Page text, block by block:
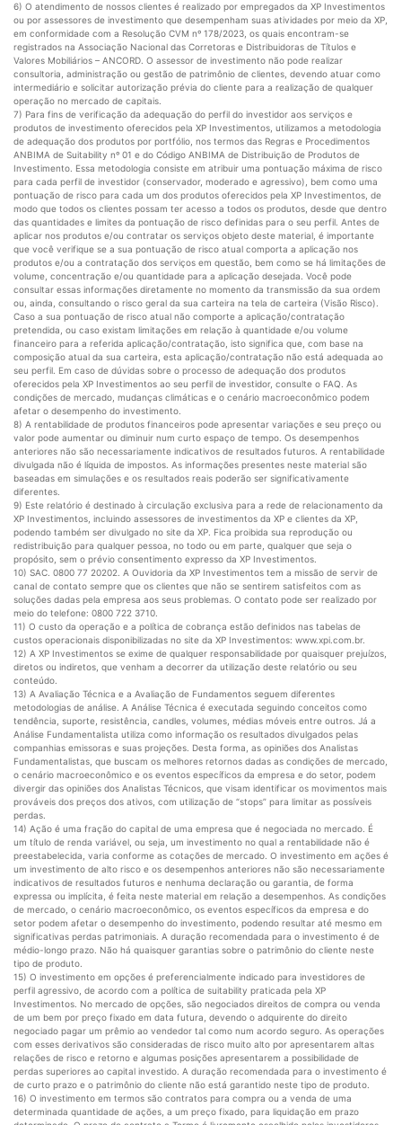
6) O atendimento de nossos clientes é realizado por empregados da XP Investimentos
ou por assessores de investimento que desempenham suas atividades por meio da XP,
em conformidade com a Resolução CVM nº 178/2023, os quais encontram-se
registrados na Associação Nacional das Corretoras e Distribuidoras de Títulos e
Valores Mobiliários – ANCORD. O assessor de investimento não pode realizar
consultoria, administração ou gestão de patrimônio de clientes, devendo atuar como
intermediário e solicitar autorização prévia do cliente para a realização de qualquer
operação no mercado de capitais.
7) Para fins de verificação da adequação do perfil do investidor aos serviços e
produtos de investimento oferecidos pela XP Investimentos, utilizamos a metodologia
de adequação dos produtos por portfólio, nos termos das Regras e Procedimentos
ANBIMA de Suitability nº 01 e do Código ANBIMA de Distribuição de Produtos de
Investimento. Essa metodologia consiste em atribuir uma pontuação máxima de risco
para cada perfil de investidor (conservador, moderado e agressivo), bem como uma
pontuação de risco para cada um dos produtos oferecidos pela XP Investimentos, de
modo que todos os clientes possam ter acesso a todos os produtos, desde que dentro
das quantidades e limites da pontuação de risco definidas para o seu perfil. Antes de
aplicar nos produtos e/ou contratar os serviços objeto deste material, é importante
que você verifique se a sua pontuação de risco atual comporta a aplicação nos
produtos e/ou a contratação dos serviços em questão, bem como se há limitações de
volume, concentração e/ou quantidade para a aplicação desejada. Você pode
consultar essas informações diretamente no momento da transmissão da sua ordem
ou, ainda, consultando o risco geral da sua carteira na tela de carteira (Visão Risco).
Caso a sua pontuação de risco atual não comporte a aplicação/contratação
pretendida, ou caso existam limitações em relação à quantidade e/ou volume
financeiro para a referida aplicação/contratação, isto significa que, com base na
composição atual da sua carteira, esta aplicação/contratação não está adequada ao
seu perfil. Em caso de dúvidas sobre o processo de adequação dos produtos
oferecidos pela XP Investimentos ao seu perfil de investidor, consulte o FAQ. As
condições de mercado, mudanças climáticas e o cenário macroeconômico podem
afetar o desempenho do investimento.
8) A rentabilidade de produtos financeiros pode apresentar variações e seu preço ou
valor pode aumentar ou diminuir num curto espaço de tempo. Os desempenhos
anteriores não são necessariamente indicativos de resultados futuros. A rentabilidade
divulgada não é líquida de impostos. As informações presentes neste material são
baseadas em simulações e os resultados reais poderão ser significativamente
diferentes.
9) Este relatório é destinado à circulação exclusiva para a rede de relacionamento da
XP Investimentos, incluindo assessores de investimentos da XP e clientes da XP,
podendo também ser divulgado no site da XP. Fica proibida sua reprodução ou
redistribuição para qualquer pessoa, no todo ou em parte, qualquer que seja o
propósito, sem o prévio consentimento expresso da XP Investimentos.
10) SAC. 0800 77 20202. A Ouvidoria da XP Investimentos tem a missão de servir de
canal de contato sempre que os clientes que não se sentirem satisfeitos com as
soluções dadas pela empresa aos seus problemas. O contato pode ser realizado por
meio do telefone: 0800 722 3710.
11) O custo da operação e a política de cobrança estão definidos nas tabelas de
custos operacionais disponibilizadas no site da XP Investimentos: www.xpi.com.br.
12) A XP Investimentos se exime de qualquer responsabilidade por quaisquer prejuízos,
diretos ou indiretos, que venham a decorrer da utilização deste relatório ou seu
conteúdo.
13) A Avaliação Técnica e a Avaliação de Fundamentos seguem diferentes
metodologias de análise. A Análise Técnica é executada seguindo conceitos como
tendência, suporte, resistência, candles, volumes, médias móveis entre outros. Já a
Análise Fundamentalista utiliza como informação os resultados divulgados pelas
companhias emissoras e suas projeções. Desta forma, as opiniões dos Analistas
Fundamentalistas, que buscam os melhores retornos dadas as condições de mercado,
o cenário macroeconômico e os eventos específicos da empresa e do setor, podem
divergir das opiniões dos Analistas Técnicos, que visam identificar os movimentos mais
prováveis dos preços dos ativos, com utilização de “stops” para limitar as possíveis
perdas.
14) Ação é uma fração do capital de uma empresa que é negociada no mercado. É
um título de renda variável, ou seja, um investimento no qual a rentabilidade não é
preestabelecida, varia conforme as cotações de mercado. O investimento em ações é
um investimento de alto risco e os desempenhos anteriores não são necessariamente
indicativos de resultados futuros e nenhuma declaração ou garantia, de forma
expressa ou implícita, é feita neste material em relação a desempenhos. As condições
de mercado, o cenário macroeconômico, os eventos específicos da empresa e do
setor podem afetar o desempenho do investimento, podendo resultar até mesmo em
significativas perdas patrimoniais. A duração recomendada para o investimento é de
médio-longo prazo. Não há quaisquer garantias sobre o patrimônio do cliente neste
tipo de produto.
15) O investimento em opções é preferencialmente indicado para investidores de
perfil agressivo, de acordo com a política de suitability praticada pela XP
Investimentos. No mercado de opções, são negociados direitos de compra ou venda
de um bem por preço fixado em data futura, devendo o adquirente do direito
negociado pagar um prêmio ao vendedor tal como num acordo seguro. As operações
com esses derivativos são consideradas de risco muito alto por apresentarem altas
relações de risco e retorno e algumas posições apresentarem a possibilidade de
perdas superiores ao capital investido. A duração recomendada para o investimento é
de curto prazo e o patrimônio do cliente não está garantido neste tipo de produto.
16) O investimento em termos são contratos para compra ou a venda de uma
determinada quantidade de ações, a um preço fixado, para liquidação em prazo